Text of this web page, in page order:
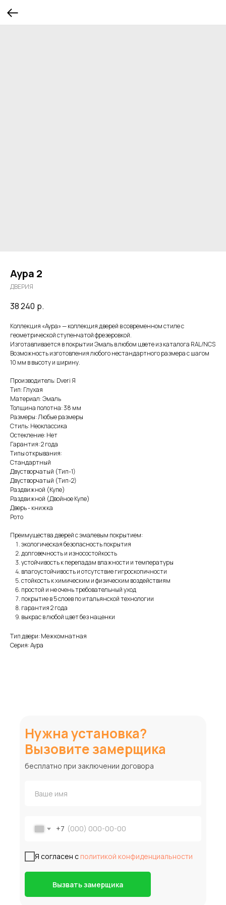
Аура 2
ДВЕРИЯ
38 240 р.
Коллекция «Аура» — коллекция дверей в современном стиле с
геометрической ступенчатой фрезеровкой.
Изготавливается в покрытии Эмаль в любом цвете из каталога RAL/NCS
Возможность изготовления любого нестандартного размера с шагом
10 мм в высоту и ширину.
Производитель: Dveri Я
Тип: Глухая
Материал: Эмаль
Толщина полотна: 38 мм
Размеры: Любые размеры
Стиль: Неоклассика
Остекление: Нет
Гарантия: 2 года
Типы открывания:
Стандартный
Двустворчатый (Тип-1)
Двустворчатый (Тип-2)
Раздвижной (Купе)
Раздвижной (Двойное Купе)
Дверь - книжка
Рото
Преимущества дверей с эмалевым покрытием:
экологическая безопасность покрытия
долговечность и износостойкость
устойчивость к перепадам влажности и температуры
влагоустойчивость и отсутствие гигроскопичности
стойкость к химическим и физическим воздействиям
простой и не очень требовательный уход
покрытие в 5 слоев по итальянской технологии
гарантия 2 года
выкрас в любой цвет без наценки
Тип двери: Межкомнатная
Серия: Аура
Нужна установка?
Вызовите замерщика
+7
Я согласен с политикой конфиденциальности
Вызвать замерщика
бесплатно при заключении договора